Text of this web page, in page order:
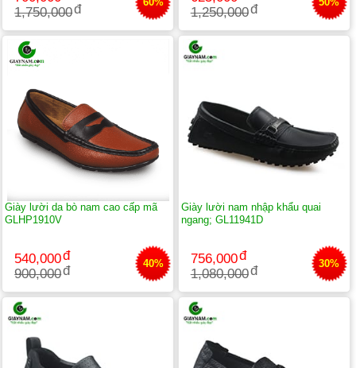
1,750,000
1,250,000
Giày lười da bò nam cao cấp mã
GLHP1910V
540,000
900,000
40%
Giày lười nam nhập khẩu quai
ngang; GL11941D
756,000
1,080,000
30%